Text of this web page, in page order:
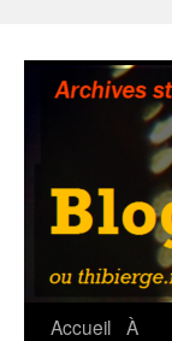
contenu
Accueil À